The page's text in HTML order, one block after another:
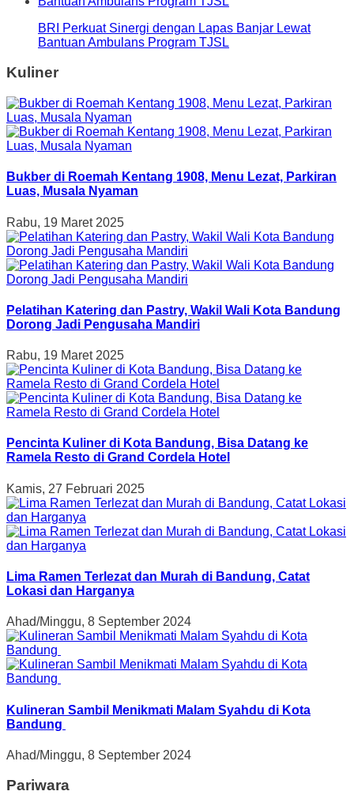
BRI Perkuat Sinergi dengan Lapas Banjar Lewat
Bantuan Ambulans Program TJSL
Kuliner
Bukber di Roemah Kentang 1908, Menu Lezat, Parkiran
Luas, Musala Nyaman
Rabu, 19 Maret 2025
Pelatihan Katering dan Pastry, Wakil Wali Kota Bandung
Dorong Jadi Pengusaha Mandiri
Rabu, 19 Maret 2025
Pencinta Kuliner di Kota Bandung, Bisa Datang ke
Ramela Resto di Grand Cordela Hotel
Kamis, 27 Februari 2025
Lima Ramen Terlezat dan Murah di Bandung, Catat
Lokasi dan Harganya
Ahad/Minggu, 8 September 2024
Kulineran Sambil Menikmati Malam Syahdu di Kota
Bandung
Ahad/Minggu, 8 September 2024
Pariwara